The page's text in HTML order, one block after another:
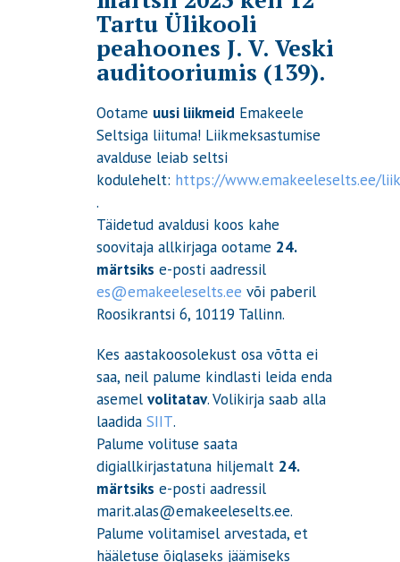
Tartu Ülikooli
peahoones J. V. Veski
auditooriumis (139).
Ootame uusi liikmeidEmakeele
Seltsiga liituma! Liikmeksastumise
avalduse leiab seltsi
kodulehelt: https://www.emakeeleselts.ee/
.
Täidetud avaldusi koos kahe
soovitaja allkirjaga ootame 24.
märtsiks e-posti aadressil
es@emakeeleselts.ee või paberil
Roosikrantsi 6, 10119 Tallinn.
Kes aastakoosolekust osa võtta ei
saa, neil palume kindlasti leida enda
asemel volitatav. Volikirja saab alla
laadida SIIT.
Palume volituse saata
digiallkirjastatuna hiljemalt 24.
märtsiks e-posti aadressil
marit.alas@emakeeleselts.ee.
Palume volitamisel arvestada, et
hääletuse õiglaseks jäämiseks